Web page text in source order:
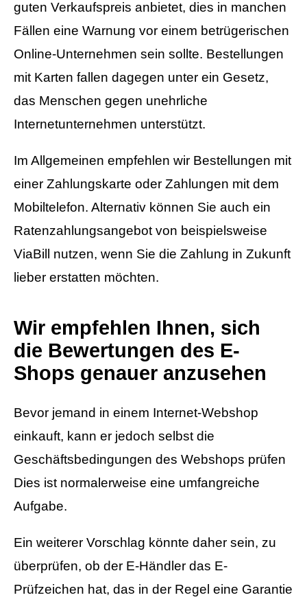
guten Verkaufspreis anbietet, dies in manchen
Fällen eine Warnung vor einem betrügerischen
Online-Unternehmen sein sollte. Bestellungen
mit Karten fallen dagegen unter ein Gesetz,
das Menschen gegen unehrliche
Internetunternehmen unterstützt.
Im Allgemeinen empfehlen wir Bestellungen mit
einer Zahlungskarte oder Zahlungen mit dem
Mobiltelefon. Alternativ können Sie auch ein
Ratenzahlungsangebot von beispielsweise
ViaBill nutzen, wenn Sie die Zahlung in Zukunft
lieber erstatten möchten.
Wir empfehlen Ihnen, sich
die Bewertungen des E-
Shops genauer anzusehen
Bevor jemand in einem Internet-Webshop
einkauft, kann er jedoch selbst die
Geschäftsbedingungen des Webshops prüfen
Dies ist normalerweise eine umfangreiche
Aufgabe.
Ein weiterer Vorschlag könnte daher sein, zu
überprüfen, ob der E-Händler das E-
Prüfzeichen hat, das in der Regel eine Garantie